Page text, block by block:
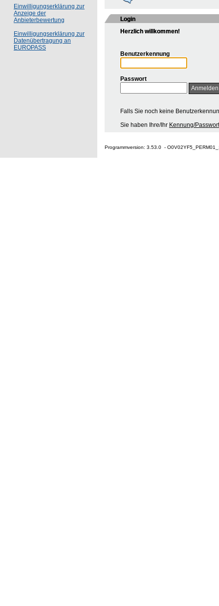
Einwilligungserklärung zur
Anzeige der
Anbieterbewertung
Einwilligungserklärung zur
Datenübertragung an
EUROPASS
Login
Herzlich willkommen!
Benutzerkennung
Passwort
Falls Sie noch keine
Sie haben Ihre/Ihr Kennung/
Programmversion: 3.53.0 -